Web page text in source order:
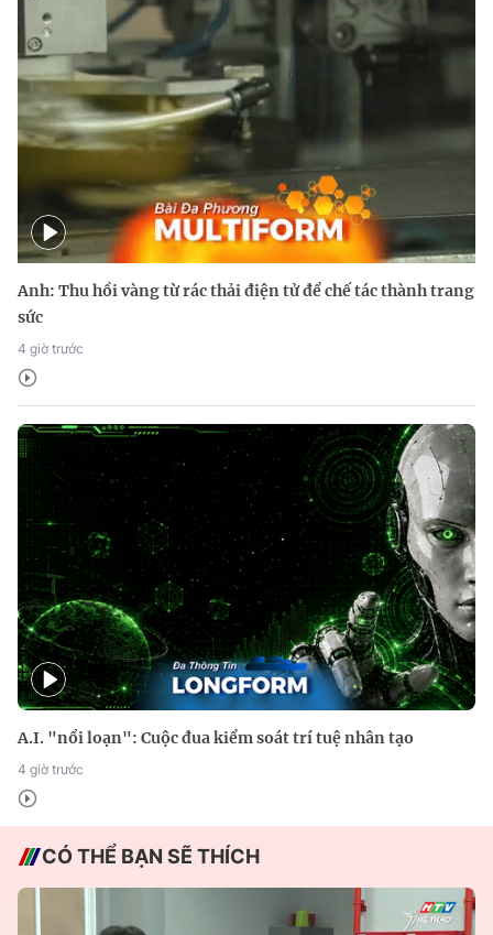
Anh: Thu hồi vàng từ rác thải điện tử để chế tác thành trang
sức
4 giờ trước
A.I. "nổi loạn": Cuộc đua kiểm soát trí tuệ nhân tạo
4 giờ trước
CÓ THỂ BẠN SẼ THÍCH